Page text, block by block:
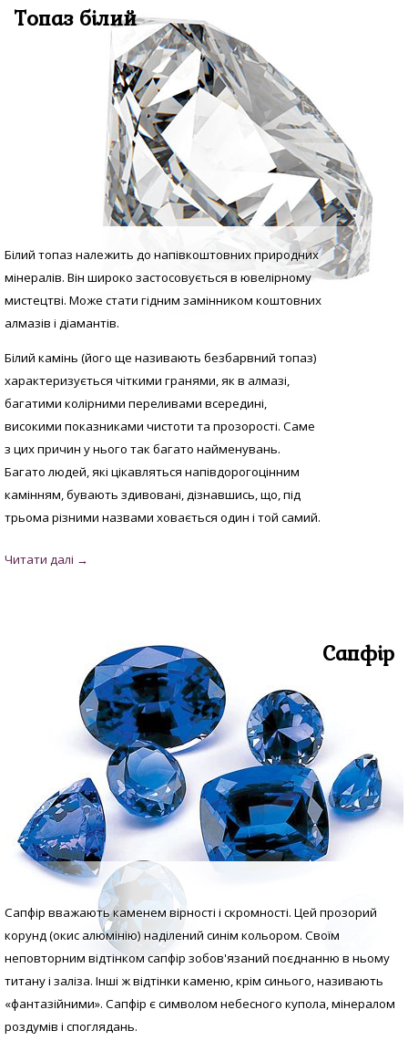
Топаз білий
Білий топаз належить до напівкоштовних природних
мінералів. Він широко застосовується в ювелірному
мистецтві. Може стати гідним замінником коштовних
алмазів і діамантів.
Білий камінь (його ще називають безбарвний топаз)
характеризується чіткими гранями, як в алмазі,
багатими колірними переливами всередині,
високими показниками чистоти та прозорості. Саме
з цих причин у нього так багато найменувань.
Багато людей, які цікавляться напівдорогоцінним
камінням, бувають здивовані, дізнавшись, що, під
трьома різними назвами ховається один і той самий.
Сапфір
Сапфір вважають каменем вірності і скромності. Цей прозорий
корунд (окис алюмінію) наділений синім кольором. Своїм
неповторним відтінком сапфір зобов'язаний поєднанню в ньому
титану і заліза. Інші ж відтінки каменю, крім синього, називають
«фантазійними». Сапфір є символом небесного купола, мінералом
роздумів і споглядань.